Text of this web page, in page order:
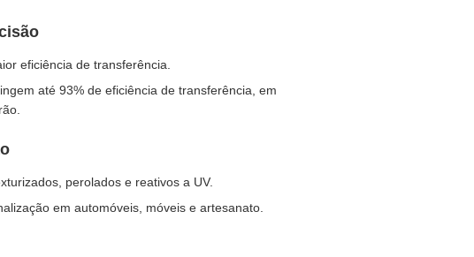
eficiência de transferência.
até 93% de eficiência de transferência, em
perolados e reativos a UV.
em automóveis, móveis e artesanato.